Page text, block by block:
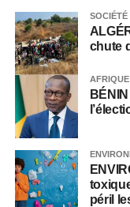
SOCIÉTÉ
chute
AFRIQUE
péril